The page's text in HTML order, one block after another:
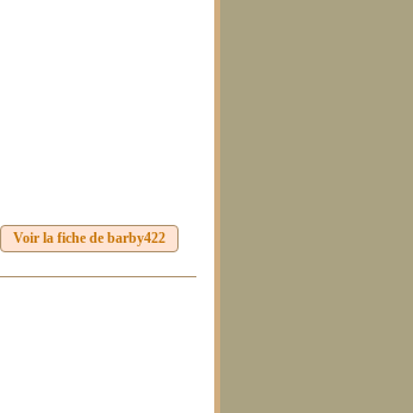
Voir la fiche de barby422